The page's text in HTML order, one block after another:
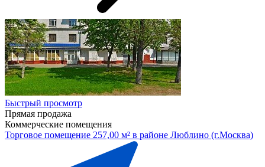
Быстрый просмотр
Прямая продажа
Коммерческие помещения
Торговое помещение 257,00 м² в районе Люблино (г.Москва)